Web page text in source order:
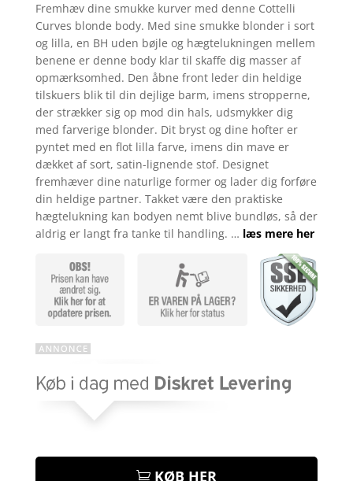
ud af 5
baseret
på
kundebedø
mmelser
Fremhæv dine smukke kurver med denne Cottelli
Curves blonde body. Med sine smukke blonder i sort
og lilla, en BH uden bøjle og hægtelukningen mellem
benene er denne body klar til skaffe dig masser af
opmærksomhed. Den åbne front leder din heldige
tilskuers blik til din dejlige barm, imens stropperne,
der strækker sig op mod din hals, udsmykker dig
med farverige blonder. Dit bryst og dine hofter er
pyntet med en flot lilla farve, imens din mave er
dækket af sort, satin-lignende stof. Designet
fremhæver dine naturlige former og lader dig forføre
din heldige partner. Takket være den praktiske
hægtelukning kan bodyen nemt blive bundløs, så der
aldrig er langt fra tanke til handling. … læs mere her
KØB HER